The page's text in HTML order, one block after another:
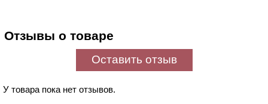
Отзывы о товаре
Оставить отзыв
У товара пока нет отзывов.